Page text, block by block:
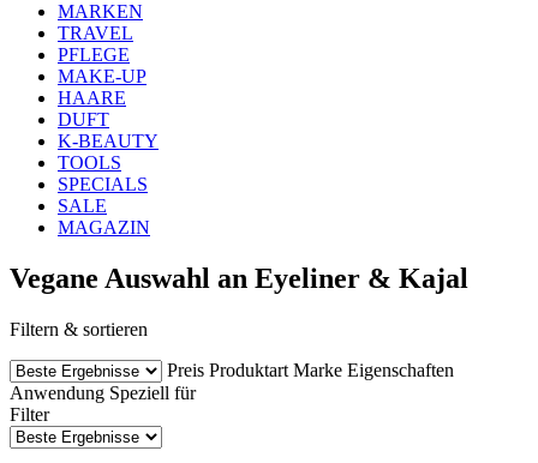
MARKEN
TRAVEL
PFLEGE
MAKE-UP
HAARE
DUFT
K-BEAUTY
TOOLS
SPECIALS
SALE
MAGAZIN
Vegane Auswahl an Eyeliner & Kajal
Filtern & sortieren
Preis Produktart Marke Eigenschaften
Anwendung Speziell für
Filter